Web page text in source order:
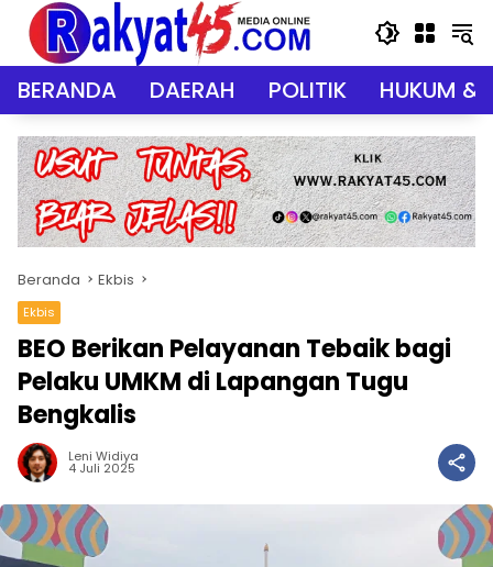
Langsung
konten
BERANDA DAERAH POLITIK HUKUM &
Beranda Ekbis
Ekbis
BEO Berikan Pelayanan Tebaik bagi
Pelaku UMKM di Lapangan Tugu
Bengkalis
Leni Widiya
4 Juli 2025